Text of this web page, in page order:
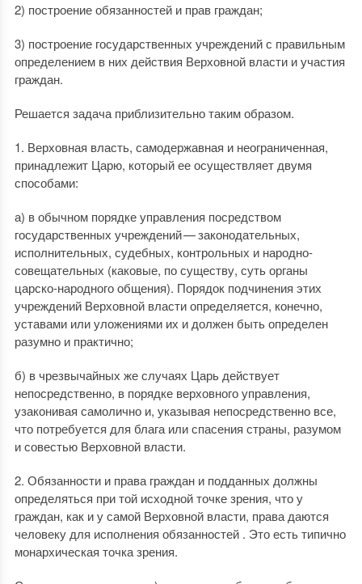
2) построение обязанностей и прав граждан;
3) построение государственных учреждений с правильным
определением в них действия Верховной власти и участия
граждан.
Решается задача приблизительно таким образом.
1. Верховная власть, самодержавная и неограниченная,
принадлежит Царю, который ее осуществляет двумя
способами:
а) в обычном порядке управления посредством
государственных учреждений — законодательных,
исполнительных, судебных, контрольных и народно-
совещательных (каковые, по существу, суть органы
царско-народного общения). Порядок подчинения этих
учреждений Верховной власти определяется, конечно,
уставами или уложениями их и должен быть определен
разумно и практично;
б) в чрезвычайных же случаях Царь действует
непосредственно, в порядке верховного управления,
узаконивая самолично и, указывая непосредственно все,
что потребуется для блага или спасения страны, разумом
и совестью Верховной власти.
2. Обязанности и права граждан и подданных должны
определяться при той исходной точке зрения, что у
граждан, как и у самой Верховной власти, права даются
человеку для исполнения обязанностей . Это есть типично
монархическая точка зрения.